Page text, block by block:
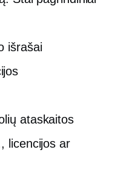
išrašai
ataskaitos
licencijos ar